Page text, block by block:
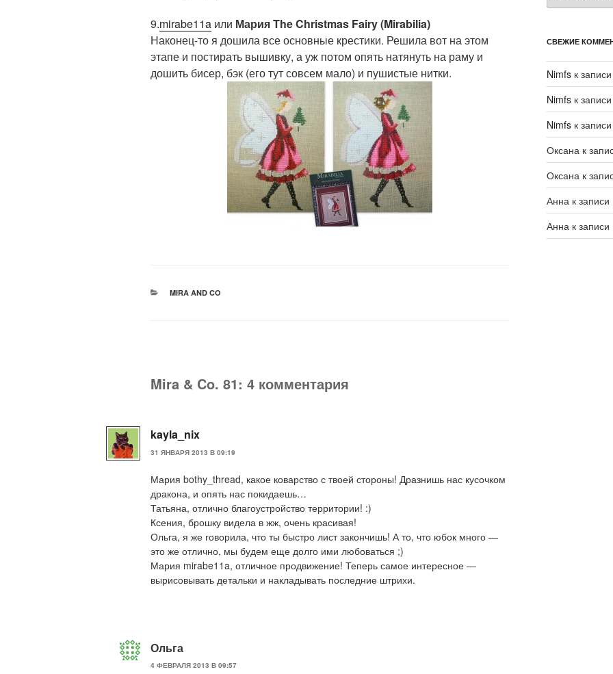
9.mirabe11a или Мария The Christmas Fairy (Mirabilia)
Наконец-то я дошила все основные крестики. Решила вот на этом
этапе и постирать вышивку, а уж потом опять натянуть на раму и
дошить бисер, бэк (его тут совсем мало) и пушистые нитки.
РУБРИКИ
MIRA AND CO
Mira & Co. 81: 4 комментария
kayla_nix
31 ЯНВАРЯ 2013 В 09:19
Мария bothy_thread, какое коварство с твоей стороны! Дразнишь нас кусочком
дракона, и опять нас покидаешь…
Татьяна, отлично благоустройство территории! :)
Ксения, брошку видела в жж, очень красивая!
Ольга, я же говорила, что ты быстро лист закончишь! А то, что юбок много —
это же отлично, мы будем еще долго ими любоваться ;)
Мария mirabe11a, отличное продвижение! Теперь самое интересное —
вырисовывать детальки и накладывать последние штрихи.
Ольга
4 ФЕВРАЛЯ 2013 В 09:57
СВЕЖИЕ
Nimfsк
Nimfsк
Nimfsк
Оксанак
Оксанак
Аннак записи
Аннак записи